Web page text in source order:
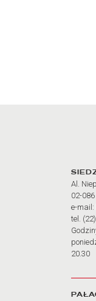
Al.
02-
e-mail:
tel.
20.30